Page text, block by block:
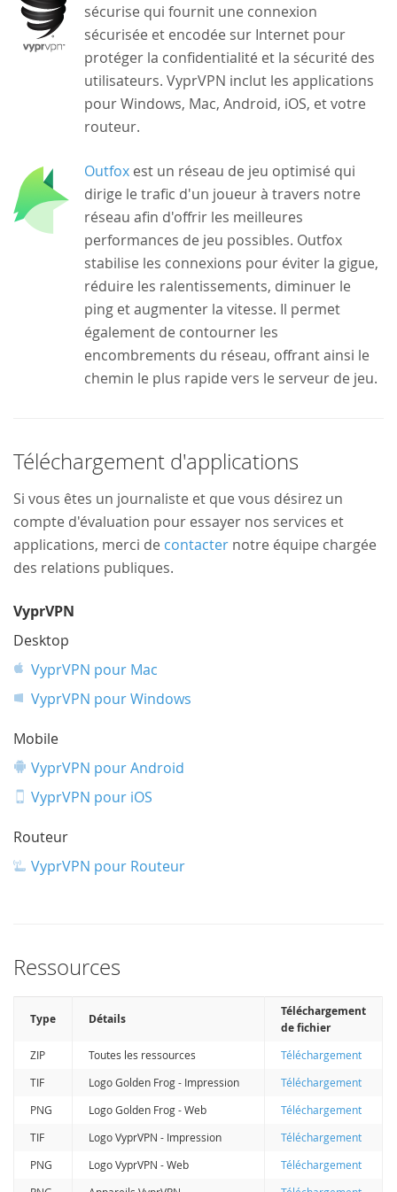
sécurise qui fournit une connexion
sécurisée et encodée sur Internet pour
protéger la confidentialité et la sécurité des
utilisateurs. VyprVPN inclut les applications
pour Windows, Mac, Android, iOS, et votre
routeur.
Outfox est un réseau de jeu optimisé qui
dirige le trafic d'un joueur à travers notre
réseau afin d'offrir les meilleures
performances de jeu possibles. Outfox
stabilise les connexions pour éviter la gigue,
réduire les ralentissements, diminuer le
ping et augmenter la vitesse. Il permet
également de contourner les
encombrements du réseau, offrant ainsi le
chemin le plus rapide vers le serveur de jeu.
Téléchargement d'applications
Si vous êtes un journaliste et que vous désirez un
compte d'évaluation pour essayer nos services et
applications, merci de contacter notre équipe chargée
des relations publiques.
VyprVPN
Desktop
VyprVPN pour Mac
VyprVPN pour Windows
Mobile
VyprVPN pour Android
VyprVPN pour iOS
Routeur
VyprVPN pour Routeur
Ressources
Type Détails
Téléchargement
de fichier
ZIP Toutes les ressources
Téléchargement
TIF
Logo Golden Frog - Impression
Téléchargement
PNG
Logo Golden Frog - Web
Téléchargement
TIF
Logo VyprVPN - Impression
Téléchargement
PNG
Logo VyprVPN - Web
Téléchargement